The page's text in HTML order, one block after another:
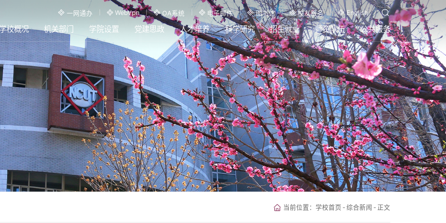
一网通办 WebVpn OA系统 电子邮件 图书馆 校友服务 English
校概况 机关部门 学院设置 党建思政 人才培养 科学研究 招生就业 师资队伍 公共服务
当前位置： 学校首页 - 综合新闻 - 正文